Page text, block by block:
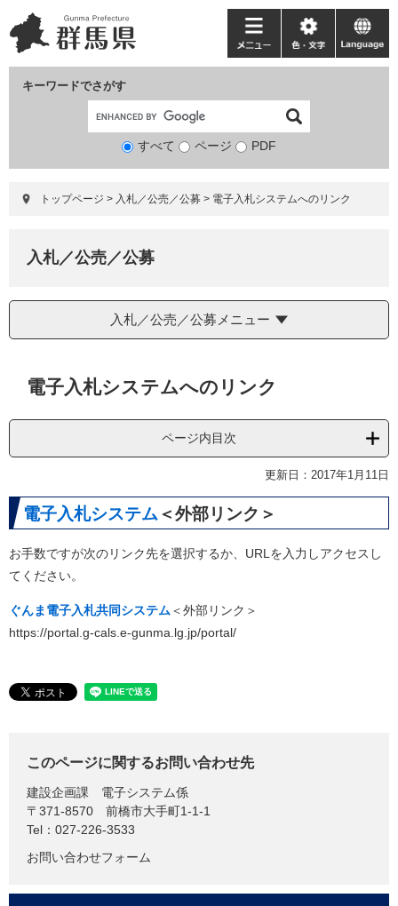
ー
ジ
ニ
ュ
て
キーワードでさがす
検
象
すべて ページ PDF
メ
ニ
ー
色・
文
language
トップページ > 入札／公売／公募 > 電子入札システムへのリンク
入札／公売／公募
入札／公売／公募メニュー
電子入札システムへのリンク
ページ内目次
更新日：2017年1月11日
電子入札システム ＜外部リンク＞
お手数ですが次のリンク先を選択するか、URLを入力しアクセスし
てください。
ぐんま電子入札共同システム ＜外部リンク＞
https://portal.g-cals.e-gunma.lg.jp/portal/
このページに関するお問い合わせ先
建設企画課
電子システム係
〒371-8570
前橋市大手町1-1-1
Tel：027-226-3533
お問い合わせフォーム